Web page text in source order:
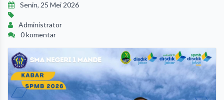
Senin, 25 Mei 2026
Administrator
0 komentar